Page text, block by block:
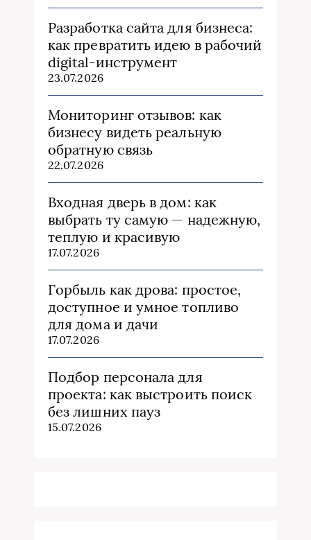
Разработка сайта для бизнеса:
как превратить идею в рабочий
digital-инструмент
23.07.2026
Мониторинг отзывов: как
бизнесу видеть реальную
обратную связь
22.07.2026
Входная дверь в дом: как
выбрать ту самую — надежную,
теплую и красивую
17.07.2026
Горбыль как дрова: простое,
доступное и умное топливо
для дома и дачи
17.07.2026
Подбор персонала для
проекта: как выстроить поиск
без лишних пауз
15.07.2026